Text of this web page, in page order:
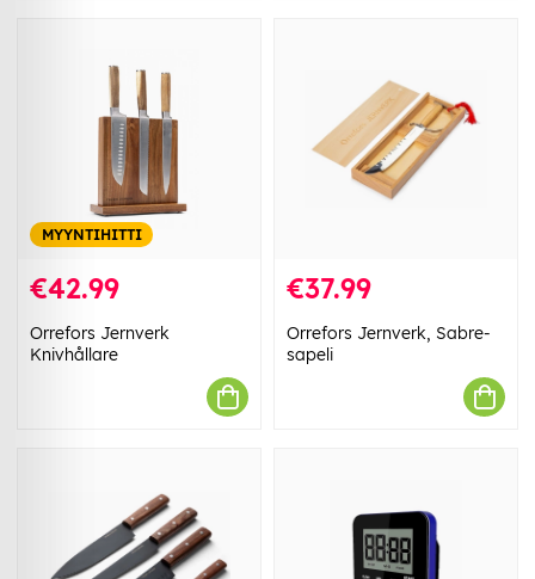
MYYNTIHITTI
€42.99
Orrefors Jernverk
Knivhållare
€37.99
Orrefors Jernverk, Sabre-
sapeli